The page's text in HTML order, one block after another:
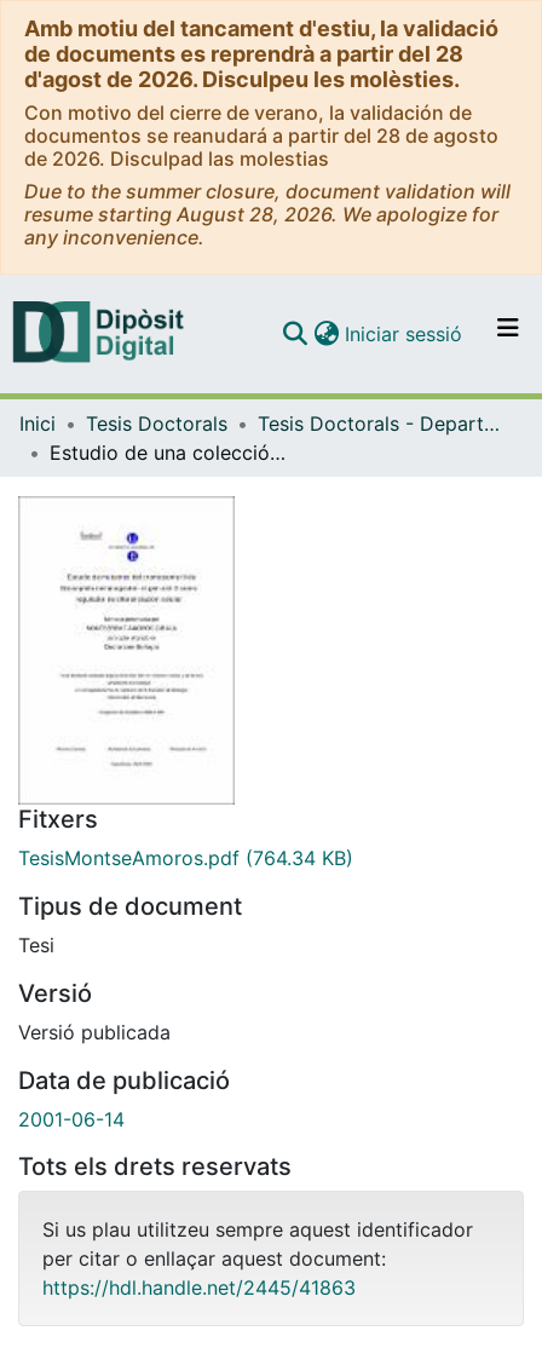
Amb motiu del tancament d'estiu, la validació
de documents es reprendrà a partir del 28
d'agost de 2026. Disculpeu les molèsties.
Con motivo del cierre de verano, la validación de
documentos se reanudará a partir del 28 de agosto
de 2026. Disculpad las molestias
Due to the summer closure, document validation will
resume starting August 28, 2026. We apologize for
any inconvenience.
Navega per tot el DD
Iniciar sessió (current)
Inici Tesis Doctorals
Tesis Doctorals - Departament - Genètica
Estudio de una colección de mutantes del cromosoma III en "Drosophila melanogaster". El gen "ASH-2" como regulador de diferenciación celular.
Fitxers
TesisMontseAmoros.pdf (764.34 KB)
Tipus de document
Tesi
Versió
Versió publicada
Data de publicació
2001-06-14
Tots els drets reservats
Si us plau utilitzeu sempre aquest identificador
per citar o enllaçar aquest document:
https://hdl.handle.net/2445/41863